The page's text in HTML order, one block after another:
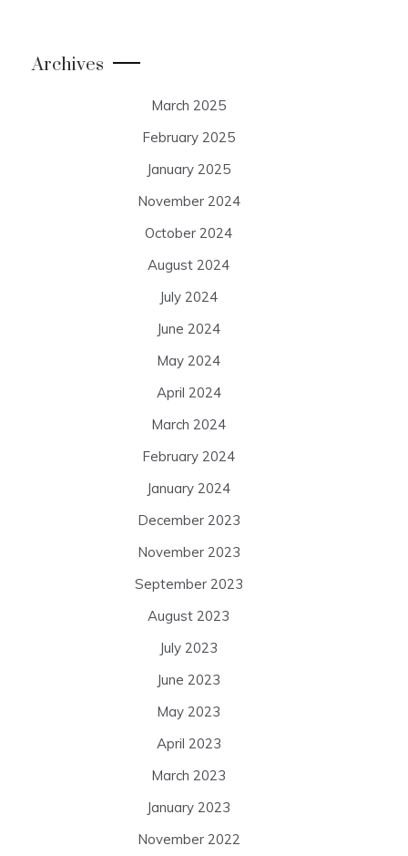
Archives
March 2025
February 2025
January 2025
November 2024
October 2024
August 2024
July 2024
June 2024
May 2024
April 2024
March 2024
February 2024
January 2024
December 2023
November 2023
September 2023
August 2023
July 2023
June 2023
May 2023
April 2023
March 2023
January 2023
November 2022